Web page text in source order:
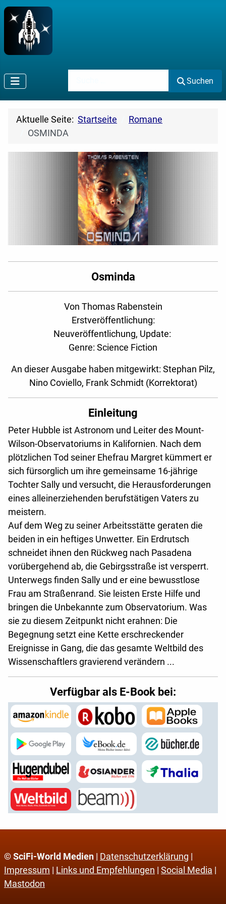
Suchen
Aktuelle Seite: Startseite
Romane
OSMINDA
Osminda
Von Thomas Rabenstein
Erstveröffentlichung:
Neuveröffentlichung, Update:
Genre: Science Fiction
An dieser Ausgabe haben mitgewirkt: Stephan Pilz,
Nino Coviello, Frank Schmidt (Korrektorat)
Einleitung
Peter Hubble ist Astronom und Leiter des Mount-
Wilson-Observatoriums in Kalifornien. Nach dem
plötzlichen Tod seiner Ehefrau Margret kümmert er
sich fürsorglich um ihre gemeinsame 16-jährige
Tochter Sally und versucht, die Herausforderungen
eines alleinerziehenden berufstätigen Vaters zu
meistern.
Auf dem Weg zu seiner Arbeitsstätte geraten die
beiden in ein heftiges Unwetter. Ein Erdrutsch
schneidet ihnen den Rückweg nach Pasadena
vorübergehend ab, die Gebirgsstraße ist versperrt.
Unterwegs finden Sally und er eine bewusstlose
Frau am Straßenrand. Sie leisten Erste Hilfe und
bringen die Unbekannte zum Observatorium. Was
sie zu diesem Zeitpunkt nicht erahnen: Die
Begegnung setzt eine Kette erschreckender
Ereignisse in Gang, die das gesamte Weltbild des
Wissenschaftlers gravierend verändern ...
Verfügbar als E-Book bei:
© SciFi-World Medien | Datenschutzerklärung |
Impressum | Links und Empfehlungen | Social Media |
Mastodon